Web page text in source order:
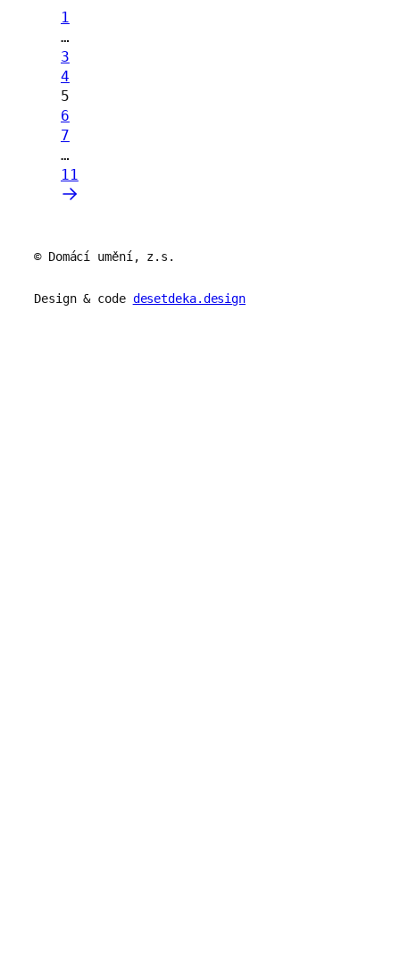
1
…
3
4
5
6
7
…
11
© Domácí umění, z.s.
Design & code desetdeka.design